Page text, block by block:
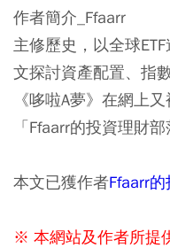
作者簡介_Ffaarr
主修歷史，以全球
文探討資產配置、指
《哆啦A夢》在網上
「Ffaarr的投資理財部
本文已獲作者Ffaarr
※ 本網站及作者所提